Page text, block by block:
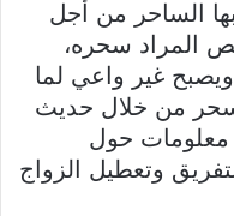
الساحر من أجل
المراد سحره،
غير واعي لما
من خلال حديث
معلومات حول
وتعطيل الزواج